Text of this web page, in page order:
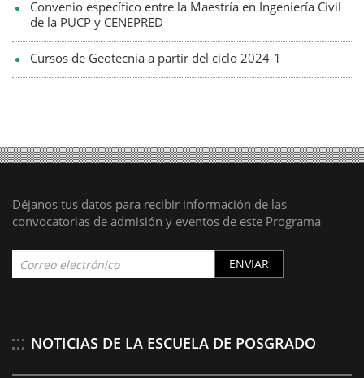
Convenio específico entre la Maestría en Ingeniería Civil
de la PUCP y CENEPRED
Cursos de Geotecnia a partir del ciclo 2024-1
Déjanos tus datos para recibir información de las
convocatorias de admisión y eventos de este Programa
ENVIAR
NOTICIAS DE LA ESCUELA DE POSGRADO